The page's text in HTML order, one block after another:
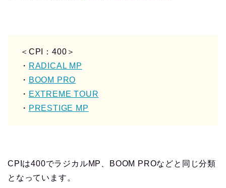
＜CPI：400＞
・ RADICAL MP
・ BOOM PRO
・ EXTREME TOUR
・ PRESTIGE MP
CPIは400でラジカルMP、BOOM PROなどと同じ分類
となっています。